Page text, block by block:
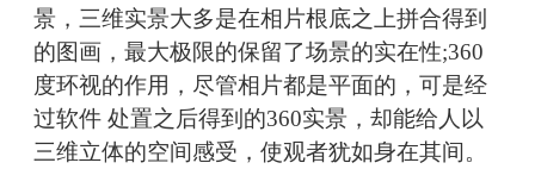
景，三维实景大多是在相片根底之上拼合得到
的图画，最大极限的保留了场景的实在性;360
度环视的作用，尽管相片都是平面的，可是经
过软件 处置之后得到的360实景，却能给人以
三维立体的空间感受，使观者犹如身在其间。